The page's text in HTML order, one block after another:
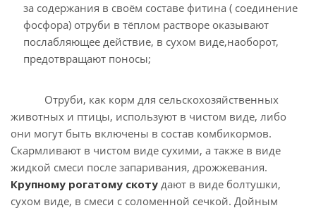
за содержания в своём составе фитина ( соединение
фосфора) отруби в тёплом растворе оказывают
послабляющее действие, в сухом виде,наоборот,
предотвращают поносы;
Отруби, как корм для сельскохозяйственных
животных и птицы, используют в чистом виде, либо
они могут быть включены в состав комбикормов.
Скармливают в чистом виде сухими, а также в виде
жидкой смеси после запаривания, дрожжевания.
Крупному рогатому скоту дают в виде болтушки,
сухом виде, в смеси с соломенной сечкой. Дойным